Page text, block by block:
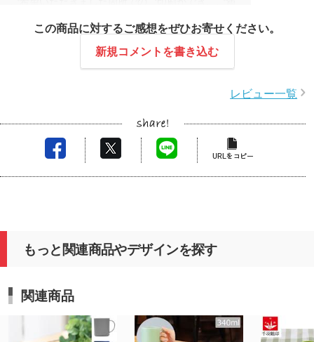
今後もお客様のご要望にしっかりお応えできるよう
努めてまいりますので、どうぞよろしくお願い申し
この商品に対するご感想をぜひお寄せください。
新規コメントを書き込む
レビュー一覧
もっと関連商品やデザインを探す
関連商品